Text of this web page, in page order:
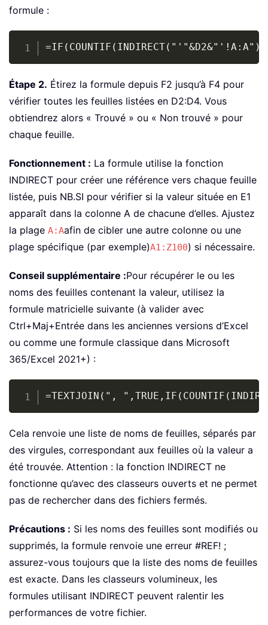
formule :
Copy
Étape 2. Étirez la formule depuis F2 jusqu’à F4 pour
vérifier toutes les feuilles listées en D2:D4. Vous
obtiendrez alors « Trouvé » ou « Non trouvé » pour
chaque feuille.
Fonctionnement : La formule utilise la fonction
INDIRECT pour créer une référence vers chaque feuille
listée, puis NB.SI pour vérifier si la valeur située en E1
apparaît dans la colonne A de chacune d’elles. Ajustez
la plage A:Aafin de cibler une autre colonne ou une
plage spécifique (par exemple)A1:Z100) si nécessaire.
Conseil supplémentaire :Pour récupérer le ou les
noms des feuilles contenant la valeur, utilisez la
formule matricielle suivante (à valider avec
Ctrl+Maj+Entrée dans les anciennes versions d’Excel
ou comme une formule classique dans Microsoft
365/Excel 2021+) :
=TEXTJOIN(", Copy
Cela renvoie une liste de noms de feuilles, séparés par
des virgules, correspondant aux feuilles où la valeur a
été trouvée. Attention : la fonction INDIRECT ne
fonctionne qu’avec des classeurs ouverts et ne permet
pas de rechercher dans des fichiers fermés.
Précautions : Si les noms des feuilles sont modifiés ou
supprimés, la formule renvoie une erreur #REF! ;
assurez-vous toujours que la liste des noms de feuilles
est exacte. Dans les classeurs volumineux, les
formules utilisant INDIRECT peuvent ralentir les
performances de votre fichier.